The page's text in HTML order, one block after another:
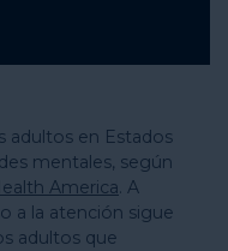
adultos en Estados
mentales, según
America. A
a la atención sigue
adultos que